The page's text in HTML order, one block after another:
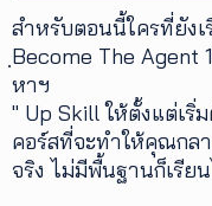
สำหรับตอนนี้ใครที่ยัง
Become The Agent
หาฯ
" Up Skill ให้ตั้งแต่เ
คอร์สที่จะทำให้คุณกล
จริง ไม่มีพื้นฐานก็เรีย